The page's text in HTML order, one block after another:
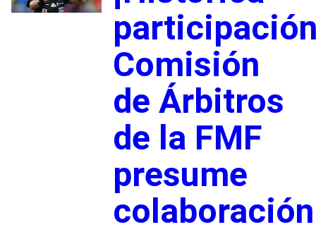
Comisión
de Árbitros
de la FMF
presume
colaboración